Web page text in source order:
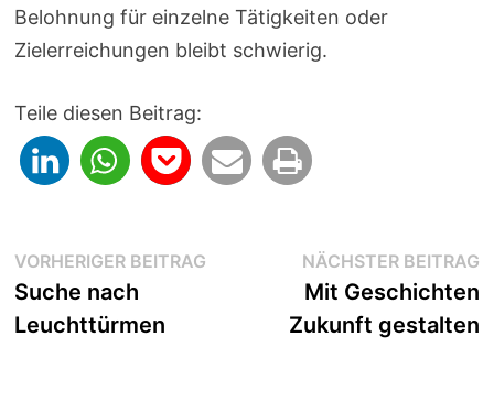
Belohnung für einzelne Tätigkeiten oder
Zielerreichungen bleibt schwierig.
Teile diesen Beitrag:
Beitragsnavigation
VORHERIGER BEITRAG Vorheriger
Suche nach
Leuchttürmen
NÄCHSTER BEITRAG
Mit Geschichten
Zukunft gestalten